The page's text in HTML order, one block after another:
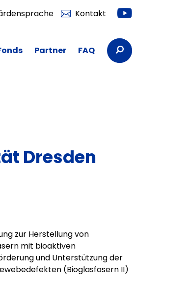
Kontakt Youtube
Partner FAQ Suchbegriffe
Dresden
zur Herstellung von
mit bioaktiven
und Unterstützung der
(Bioglasfasern II)